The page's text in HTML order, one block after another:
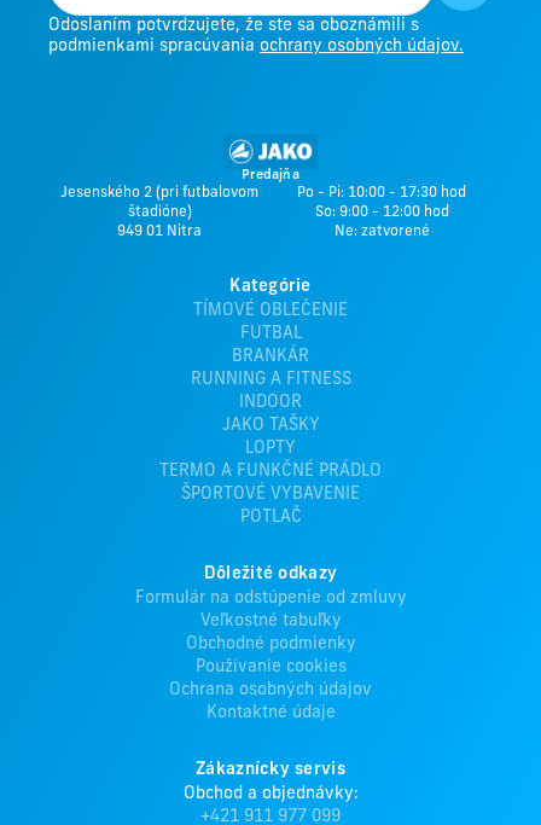
Odoslaním potvrdzujete, že ste sa oboznámili s
podmienkami spracúvania ochrany osobných údajov.
Predajňa
Jesenského 2 (pri futbalovom
štadióne)
949 01 Nitra
Po - Pi: 10:00 - 17:30 hod
So: 9:00 - 12:00 hod
Ne: zatvorené
Kategórie
TÍMOVÉ OBLEČENIE
FUTBAL
BRANKÁR
RUNNING A FITNESS
INDOOR
JAKO TAŠKY
LOPTY
TERMO A FUNKČNÉ PRÁDLO
ŠPORTOVÉ VYBAVENIE
POTLAČ
Dôležité odkazy
Formulár na odstúpenie od zmluvy
Veľkostné tabuľky
Obchodné podmienky
Používanie cookies
Ochrana osobných údajov
Kontaktné údaje
Zákaznícky servis
Obchod a objednávky:
+421 911 977 099